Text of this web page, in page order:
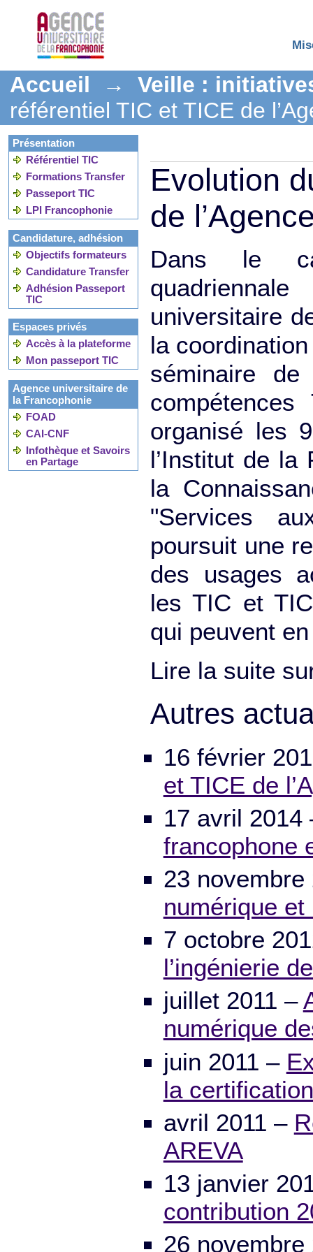
Accueil → Veille :
référentiel TIC et TICE de
Présentation
Référentiel TIC
Formations Transfer
Passeport TIC
LPI Francophonie
Candidature, adhésion
Objectifs formateurs
Candidature Transfer
Adhésion Passeport
TIC
Espaces privés
Accès à la plateforme
Mon passeport TIC
Agence universitaire de
la Francophonie
FOAD
CAI-CNF
Infothèque et Savoirs
en Partage
Evolution
de
Dans le
universitaire
la
séminaire
organisé les
l’Institut de la
la
"Services
poursuit une
des usages
les TIC et
qui peuvent
Lire la suite
Autres
16 février
et TICE de
17 avril
francophone
23
numérique
7 octobre
l’ingénierie
juillet 2011 –
numérique
juin 2011 –
la
avril 2011 –
AREVA
13 janvier
contribution
26